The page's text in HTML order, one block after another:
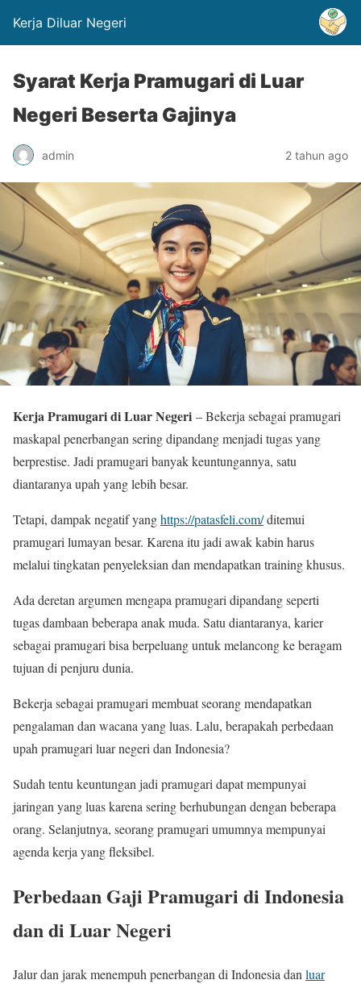
Kerja Diluar Negeri
Syarat Kerja Pramugari di Luar
Negeri Beserta Gajinya
admin 2 tahun ago
Kerja Pramugari di Luar Negeri – Bekerja sebagai pramugari
maskapal penerbangan sering dipandang menjadi tugas yang
berprestise. Jadi pramugari banyak keuntungannya, satu
diantaranya upah yang lebih besar.
Tetapi, dampak negatif yanghttps://patasfeli.com/ditemui
pramugari lumayan besar. Karena itu jadi awak kabin harus
melalui tingkatan penyeleksian dan mendapatkan training khusus.
Ada deretan argumen mengapa pramugari dipandang seperti
tugas dambaan beberapa anak muda. Satu diantaranya, karier
sebagai pramugari bisa berpeluang untuk melancong ke beragam
tujuan di penjuru dunia.
Bekerja sebagai pramugari membuat seorang mendapatkan
pengalaman dan wacana yang luas. Lalu, berapakah perbedaan
upah pramugari luar negeri dan Indonesia?
Sudah tentu keuntungan jadi pramugari dapat mempunyai
jaringan yang luas karena sering berhubungan dengan beberapa
orang. Selanjutnya, seorang pramugari umumnya mempunyai
agenda kerja yang fleksibel.
Perbedaan Gaji Pramugari di Indonesia
dan di Luar Negeri
Jalur dan jarak menempuh penerbangan di Indonesia dan luar